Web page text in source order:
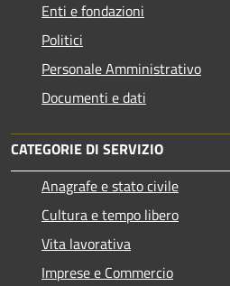
Enti e fondazioni
Politici
Personale Amministrativo
Documenti e dati
CATEGORIE DI SERVIZIO
Anagrafe e stato civile
Cultura e tempo libero
Vita lavorativa
Imprese e Commercio